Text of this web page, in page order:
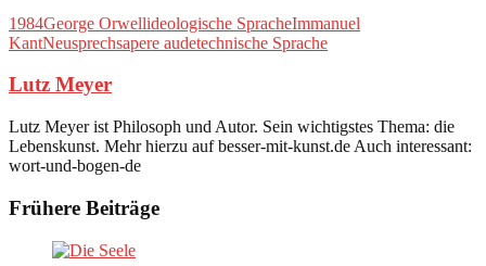
1984George Orwellideologische SpracheImmanuel
KantNeusprechsapere audetechnische Sprache
Lutz Meyer
Lutz Meyer ist Philosoph und Autor. Sein wichtigstes Thema: die
Lebenskunst. Mehr hierzu auf besser-mit-kunst.de Auch interessant:
wort-und-bogen-de
Frühere Beiträge